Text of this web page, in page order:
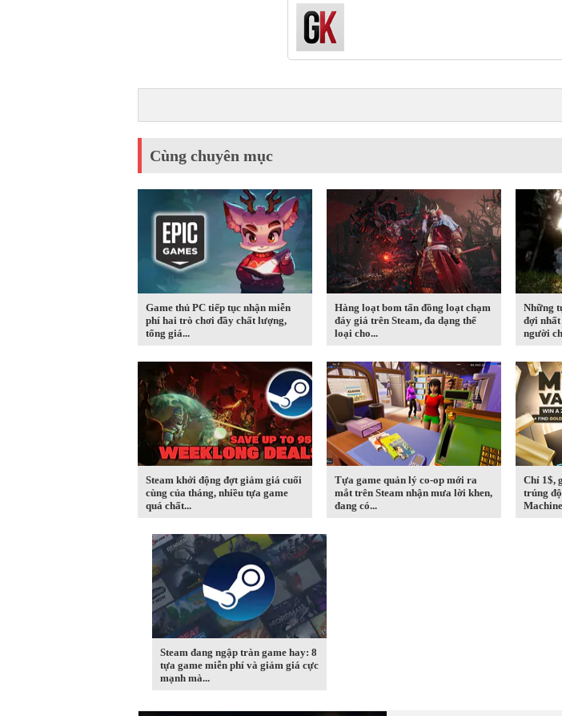
Cùng chuyên mục
Game thủ PC tiếp tục nhận miễn
phí hai trò chơi đầy chất lượng,
tổng giá...
Hàng loạt bom tấn đồng loạt chạm
đáy giá trên Steam, đa dạng thể
loại cho...
Những
đợi
người
Steam khởi động đợt giảm giá cuối
cùng của tháng, nhiều tựa game
quá chất...
Tựa game quản lý co-op mới ra
mắt trên Steam nhận mưa lời khen,
đang có...
Chỉ 1$,
trúng
Steam đang ngập tràn game hay: 8
tựa game miễn phí và giảm giá cực
mạnh mà...